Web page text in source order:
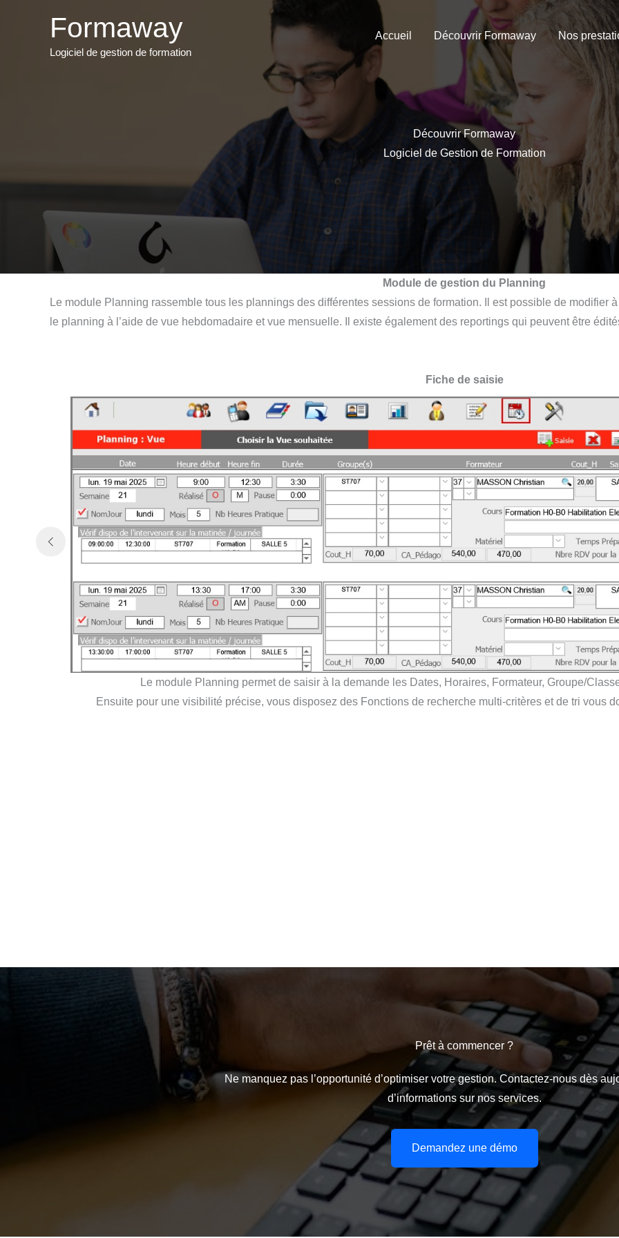
Formaway
Logiciel de gestion de formation
Accueil Découvrir Formaway Nos
Découvrir Formaway
Logiciel de Gestion de Formation
Module de gestion du Planning
Le module Planning rassemble tous les plannings des différentes sessions de formation. Il est possible de modifier
le planning à l’aide de vue hebdomadaire et vue mensuelle. Il existe également des reportings qui peuvent être
Fiche de saisie
Le module Planning permet de saisir à la demande les Dates, Horaires, Formateur, Groupe/
Ensuite pour une visibilité précise, vous disposez des Fonctions de recherche multi-critères et de tri vous
Prêt à commencer ?
Ne manquez pas l’opportunité d’optimiser votre gestion. Contactez-nous dès
d’informations sur nos services.
Demandez une démo